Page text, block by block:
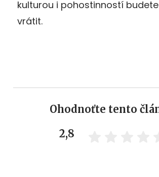
kulturou i pohostinností
vrátit.
Ohodnoťte tento
2,8